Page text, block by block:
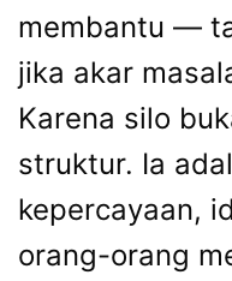
membantu —
jika akar
Karena silo
struktur. Ia
kepercayaan,
orang-orang